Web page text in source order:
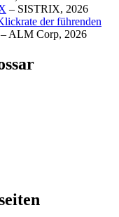
– SISTRIX, 2026
der führenden
– ALM Corp, 2026